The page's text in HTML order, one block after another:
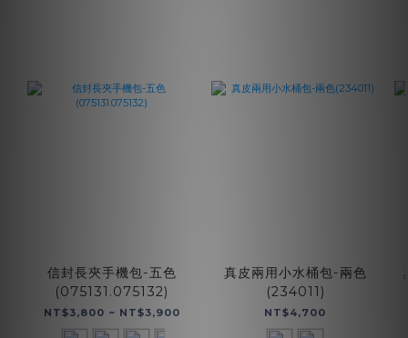
信封長夾手機包-五色
(075131.075132)
NT$3,800 ~ NT$3,900
真皮兩用小水桶包-兩色
(234011)
NT$4,700